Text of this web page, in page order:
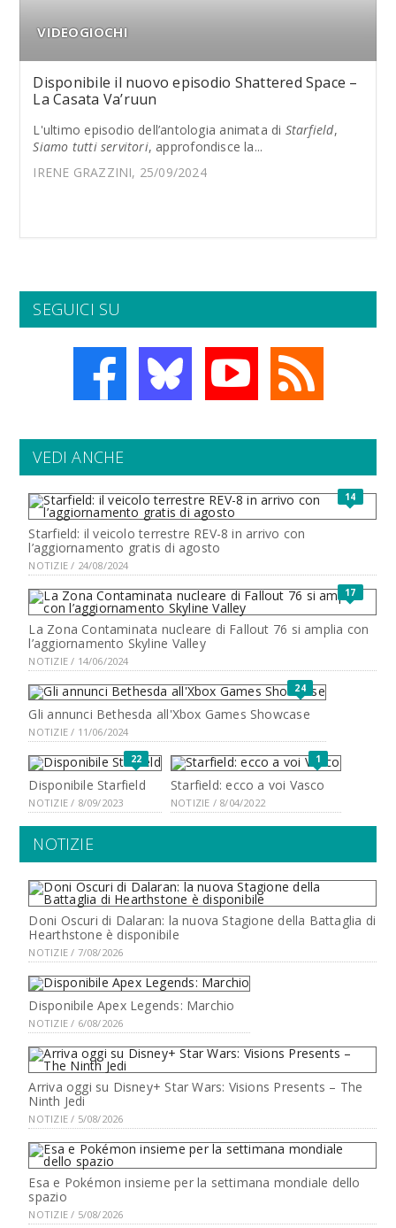
VIDEOGIOCHI
Disponibile il nuovo episodio Shattered Space –
La Casata Va’ruun
L'ultimo episodio dell’antologia animata di Starfield,
Siamo tutti servitori, approfondisce la...
IRENE GRAZZINI, 25/09/2024
SEGUICI SU
VEDI ANCHE
14
Starfield: il veicolo terrestre REV-8 in arrivo con
l’aggiornamento gratis di agosto
NOTIZIE / 24/08/2024
17
La Zona Contaminata nucleare di Fallout 76 si amplia con
l’aggiornamento Skyline Valley
NOTIZIE / 14/06/2024
24
Gli annunci Bethesda all'Xbox Games Showcase
NOTIZIE / 11/06/2024
22
Disponibile Starfield
NOTIZIE / 8/09/2023
1
Starfield: ecco a voi Vasco
NOTIZIE / 8/04/2022
NOTIZIE
Doni Oscuri di Dalaran: la nuova Stagione della Battaglia di
Hearthstone è disponibile
NOTIZIE / 7/08/2026
Disponibile Apex Legends: Marchio
NOTIZIE / 6/08/2026
Arriva oggi su Disney+ Star Wars: Visions Presents – The
Ninth Jedi
NOTIZIE / 5/08/2026
Esa e Pokémon insieme per la settimana mondiale dello
spazio
NOTIZIE / 5/08/2026